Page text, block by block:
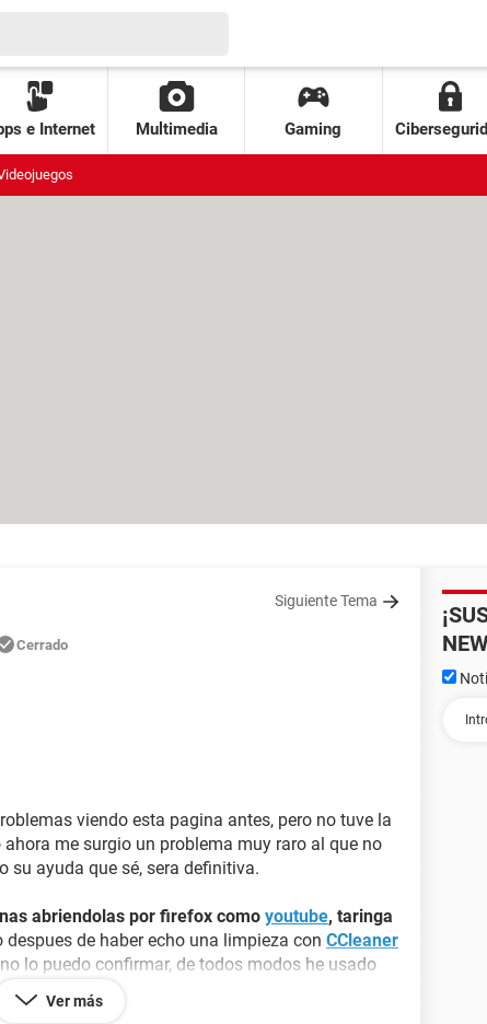
e Internet Multimedia Gaming
Siguiente Tema
Cerrado
viendo esta pagina antes, pero no tuve la
me surgio un problema muy raro al que no
su ayuda que sé, sera definitiva.
abriendolas por firefox como youtube, taringa
de haber echo una limpieza con CCleaner
lo puedo confirmar, de todos modos he usado
la limpieza.
Ver más